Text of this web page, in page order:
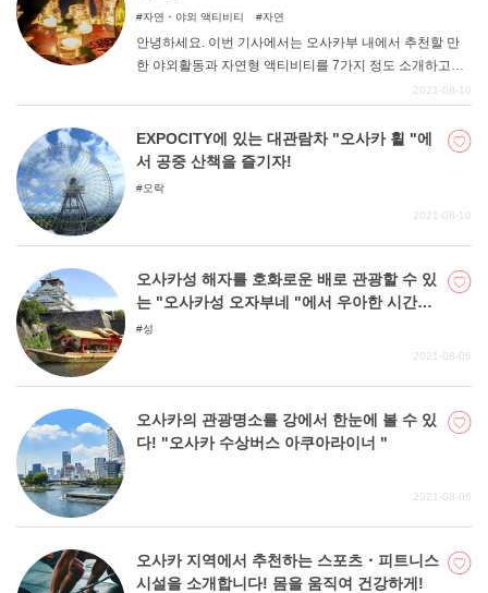
자연・야외 액티비티 자연
안녕하세요. 이번 기사에서는 오사카부 내에서 추천할 만
한 야외활동과 자연형 액티비티를 7가지 정도 소개하고자
합니다. 오사카는 도시의 이미지가 강해 자연을 만끽하며
심에서 조금만 벗어나면 풍부한 자연을 만날 수 있습니다.
아이들과 함께 야외에서 놀거나 친구들끼리 자유로운 공간
에서 놀기에도 좋습니다. 일상의 피로를 풀기 위해 꼭 자연
2021-08-10
EXPOCITY에 있는 대관람차 "오사카 휠 "에
서 공중 산책을 즐기자!
오락
2021-08-10
오사카성 해자를 호화로운 배로 관광할 수 있
는 "오사카성 오자부네 "에서 우아한 시간을
보낼 수 있다.
성
2021-08-06
오사카의 관광명소를 강에서 한눈에 볼 수 있
다! "오사카 수상버스 아쿠아라이너 "
2021-08-06
오사카 지역에서 추천하는 스포츠・피트니스
시설을 소개합니다! 몸을 움직여 건강하게!